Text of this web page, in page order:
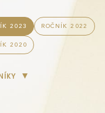
2023 ROČNÍK 2022
2020